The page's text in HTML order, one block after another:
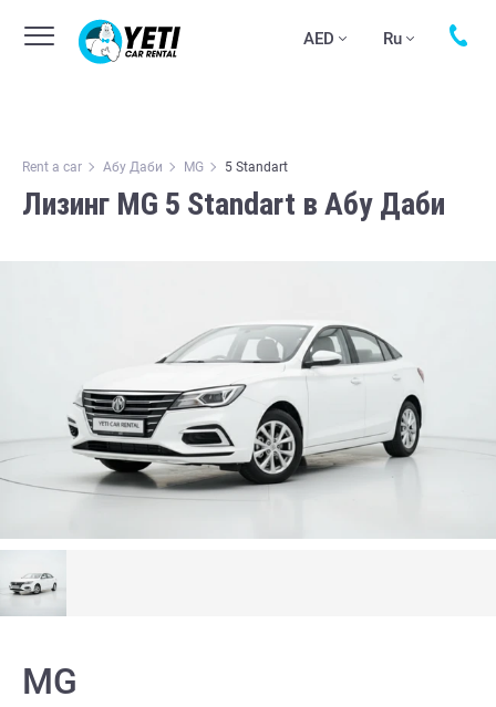
AED Ru
Rent a car Абу Даби MG 5 Standart
Лизинг MG 5 Standart в Абу Даби
MG